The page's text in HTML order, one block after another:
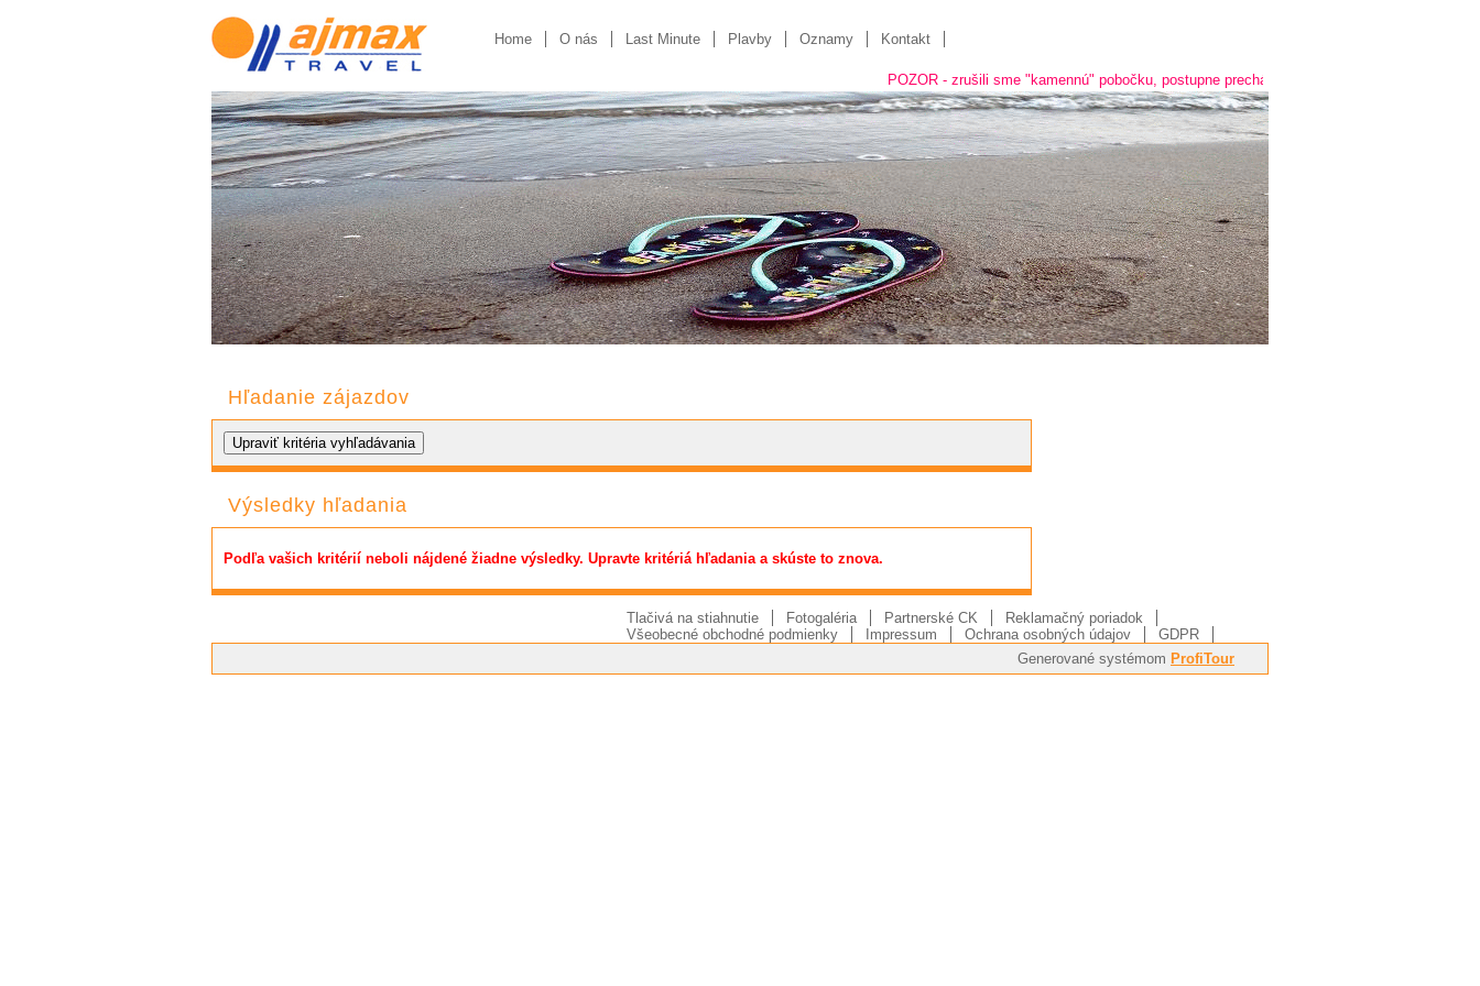
Home O nás Last Minute Plavby Oznamy Kontakt
POZOR - zrušili sme "kamennú" pobočku, postupne prechádzame na online predaj a predaj
Hľadanie zájazdov
Výsledky hľadania
Podľa vašich kritérií neboli nájdené žiadne výsledky. Upravte kritériá hľadania a skúste to znova.
Tlačivá na stiahnutie Fotogaléria Partnerské CK
Reklamačný poriadok
Všeobecné obchodné podmienky
Impressum Ochrana osobných údajov
GDPR
Generované systémom ProfiTour